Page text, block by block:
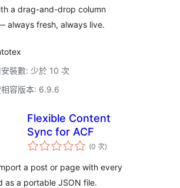
a drag-and-drop column
always fresh, always live.
裝數: 少於 10 次
容版本: 6.9.6
Flexible Content
Sync for ACF
(0 次評
分
數
)
a post or page with every
as a portable JSON file.